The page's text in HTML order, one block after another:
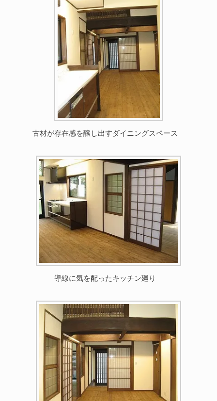
古材が存在感を醸し出すダイニングスペース
導線に気を配ったキッチン廻り